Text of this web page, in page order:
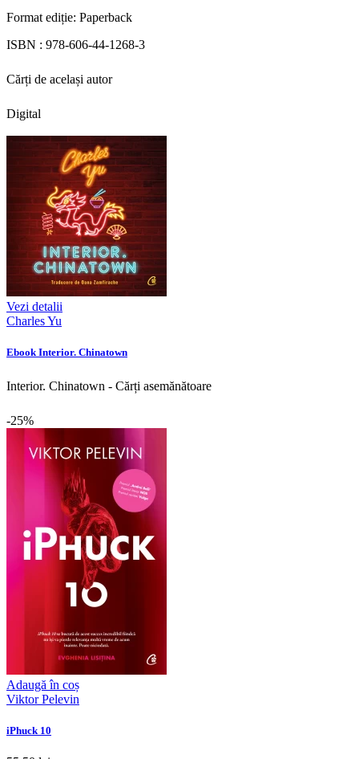
Format ediție: Paperback
ISBN : 978-606-44-1268-3
Cărți de același autor
Digital
Vezi detalii
Charles Yu
Ebook Interior. Chinatown
Interior. Chinatown - Cărți asemănătoare
-25%
Adaugă în coș
Viktor Pelevin
iPhuck 10